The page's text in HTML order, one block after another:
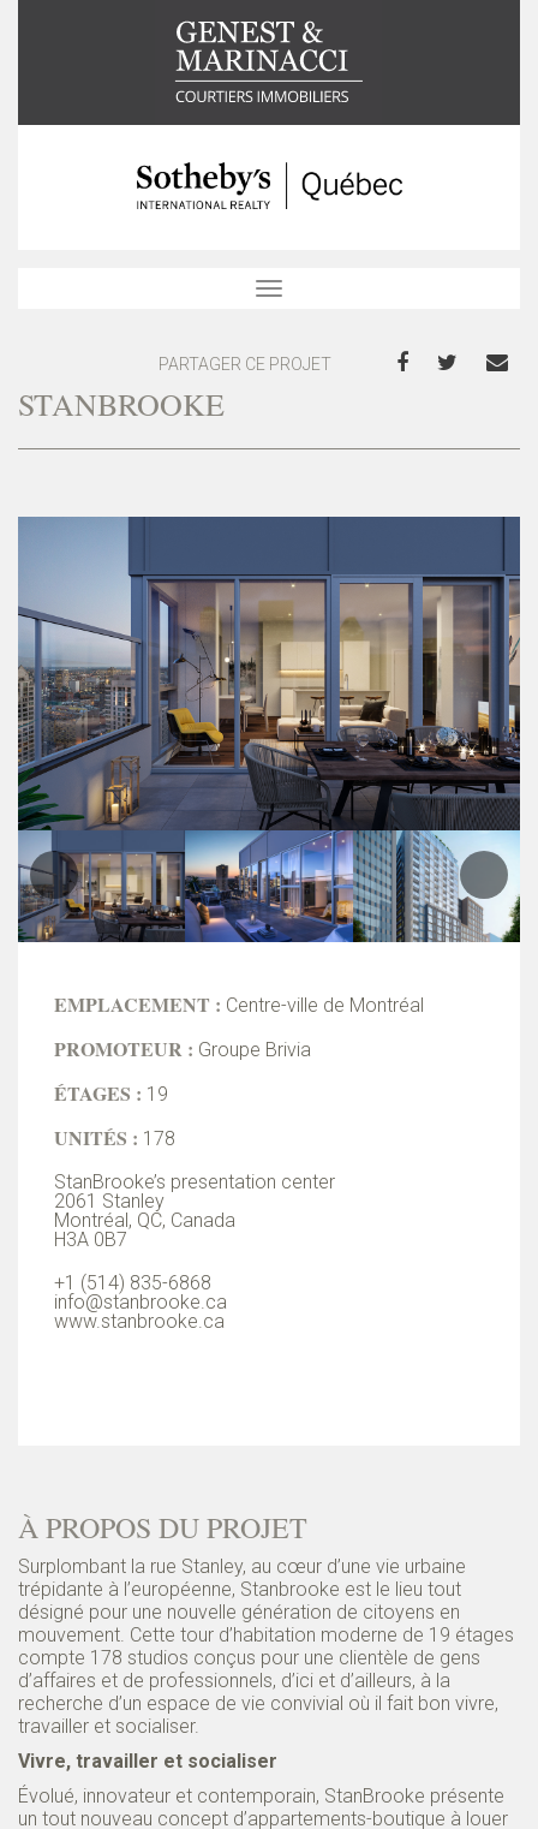
Toggle
PARTAGER CE PROJET
STANBROOKE
EMPLACEMENT : Centre-ville de Montréal
PROMOTEUR : Groupe Brivia
ÉTAGES : 19
UNITÉS : 178
StanBrooke’s presentation center
2061 Stanley
Montréal, QC, Canada
H3A 0B7
+1 (514) 835-6868
info@stanbrooke.ca
www.stanbrooke.ca
À PROPOS DU PROJET
Surplombant la rue Stanley, au cœur d’une vie urbaine
trépidante à l’européenne, Stanbrooke est le lieu tout
désigné pour une nouvelle génération de citoyens en
mouvement. Cette tour d’habitation moderne de 19 étages
compte 178 studios conçus pour une clientèle de gens
d’affaires et de professionnels, d’ici et d’ailleurs, à la
recherche d’un espace de vie convivial où il fait bon vivre,
travailler et socialiser.
Vivre, travailler et socialiser
Évolué, innovateur et contemporain, StanBrooke présente
un tout nouveau concept d’appartements-boutique à louer